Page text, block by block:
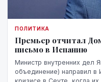
ПОЛИТИКА
Премьер отчитал
письмо в Испанию
Министр внутренних дел
объединение) направил